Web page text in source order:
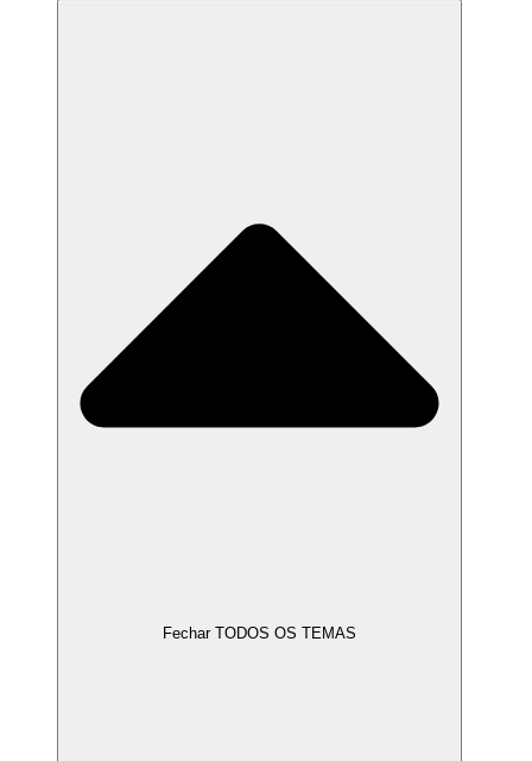
Fechar TODOS OS TEMAS